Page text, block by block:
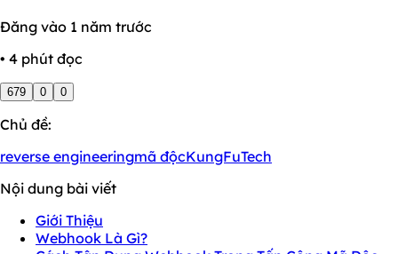
Đăng vào 1 năm trước
• 4 phút đọc
679 0 0
Chủ đề:
reverse engineeringmã độcKungFuTech
Nội dung bài viết
Giới Thiệu
Webhook Là Gì?